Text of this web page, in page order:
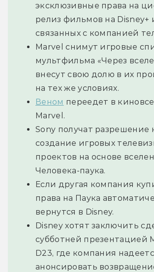
эксклюзивные права на
релиз фильмов на Disney+
связанных с компанией
Marvel снимут игровые
мультфильма «Через
внесут свою долю в их
на тех же условиях.
Веном переедет в
Marvel.
Sony получат разрешение
создание игровых
проектов на основе
Человека-паука.
Если другая компания
права на Паука
вернутся в Disney.
Disney хотят заключить
субботней презентацией
D23, где компания
анонсировать